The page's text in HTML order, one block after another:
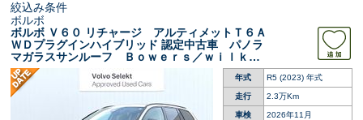
絞込み条件
ボルボ
ボルボ Ｖ６０ リチャージ アルティメットＴ６Ａ
ＷＤプラグインハイブリッド 認定中古車 パノラ
マガラスサンルーフ Ｂｏｗｅｒｓ／ｗｉｌｋｉ
ｎｓ Ｇｏｏｇｌｅナビ ３６０°ビューカメラ
禁煙車 メモリー機能付きパワーシート シート
ヒーター Ｂｌｕｅｔｏｏｔｈ
年式 R5 (2023) 年式
走行 2.3万Km
車検 2026年11月